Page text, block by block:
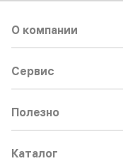
О компании
Сервис
Полезно
Каталог